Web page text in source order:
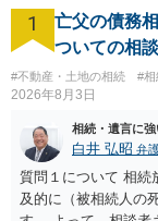
1
亡父の債務
ついての相談
#不動産・土地の相続 #相
2026年8月3日
相続・遺言に
白井 弘昭 弁
質問１について 相続
及的に（被相続人の